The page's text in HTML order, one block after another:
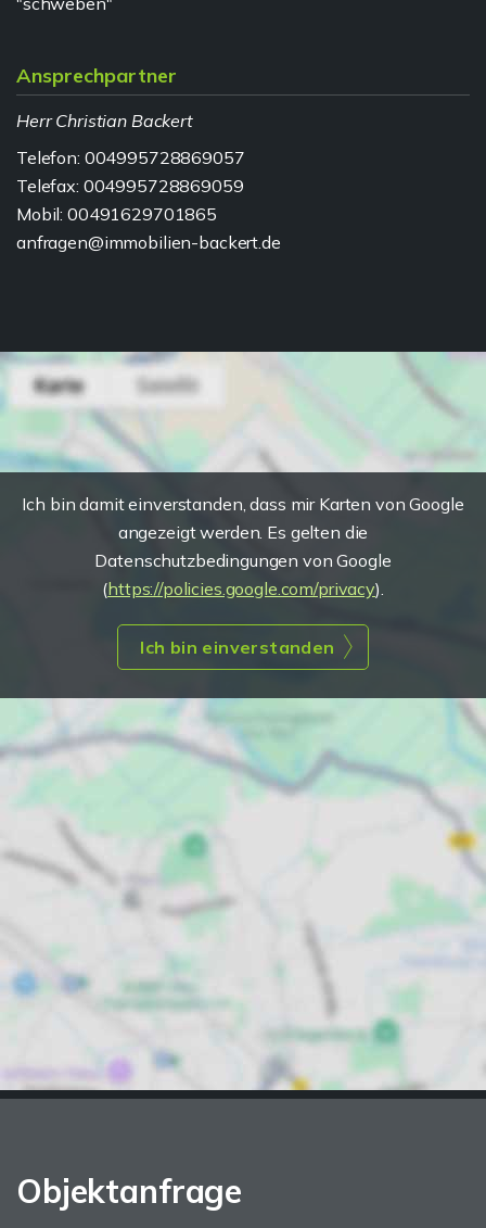
Ansprechpartner
Herr Christian Backert
Telefon: 004995728869057
Telefax: 004995728869059
Mobil: 00491629701865
anfragen@immobilien-backert.de
Ich bin damit einverstanden, dass mir Karten von Google
angezeigt werden. Es gelten die
Datenschutzbedingungen von Google
(https://policies.google.com/privacy).
Ich bin einverstanden
Objektanfrage